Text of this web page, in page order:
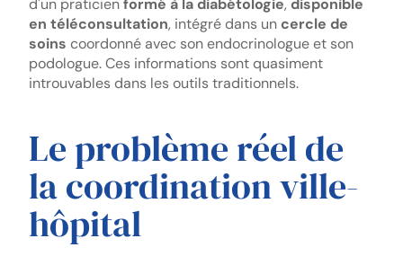
en téléconsultation, intégré dans un cercle de
soins coordonné avec son endocrinologue et son
podologue. Ces informations sont quasiment
introuvables dans les outils traditionnels.
Le problème réel de
la coordination ville-
hôpital